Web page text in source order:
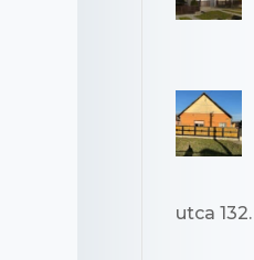
utca 132.